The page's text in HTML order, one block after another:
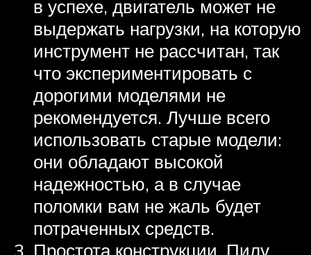
в успехе, двигатель может не
выдержать нагрузки, на которую
инструмент не рассчитан, так
что экспериментировать с
дорогими моделями не
рекомендуется. Лучше всего
использовать старые модели:
они обладают высокой
надежностью, а в случае
поломки вам не жаль будет
потраченных средств.
Простота конструкции. Пилу